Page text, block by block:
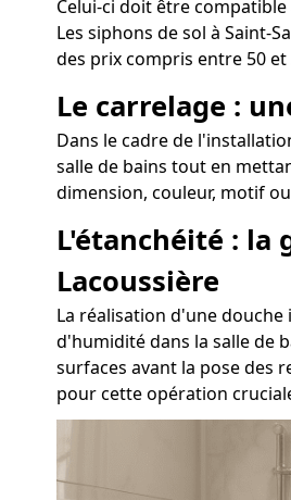
Celui-ci doit être
Les siphons de sol à Saint-
des prix compris entre 50 et
Le carrelage :
Dans le cadre de
salle de bains tout en
dimension, couleur, motif
L'étanchéité : la
Lacoussière
La réalisation d'une
d'humidité dans la salle de
surfaces avant la pose des
pour cette opération